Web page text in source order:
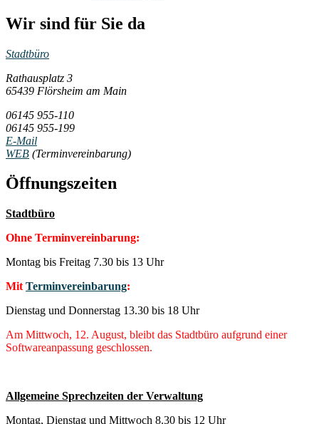
Wir sind für Sie da
Stadtbüro
Rathausplatz 3
65439 Flörsheim am Main
06145 955-110
06145 955-199
E-Mail
WEB (Terminvereinbarung)
Öffnungszeiten
Stadtbüro
Ohne Terminvereinbarung:
Montag bis Freitag 7.30 bis 13 Uhr
Mit Terminvereinbarung:
Dienstag und Donnerstag 13.30 bis 18 Uhr
Am Mittwoch, 12. August, bleibt das Stadtbüro aufgrund einer
Softwareanpassung geschlossen.
Allgemeine Sprechzeiten der Verwaltung
Montag, Dienstag und Mittwoch 8.30 bis 12 Uhr